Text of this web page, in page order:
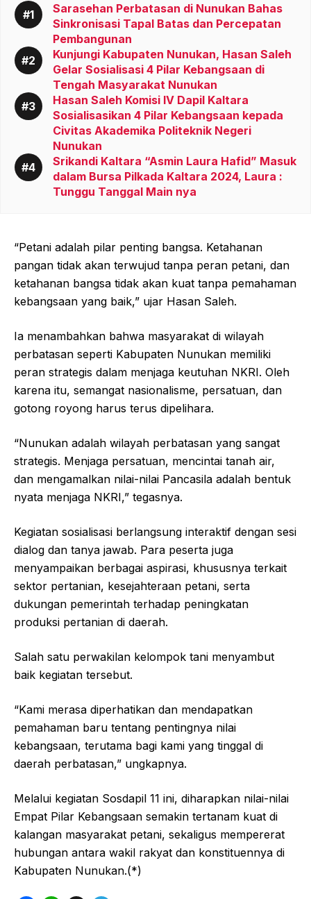
Sarasehan Perbatasan di Nunukan Bahas
Sinkronisasi Tapal Batas dan Percepatan
Pembangunan
Kunjungi Kabupaten Nunukan, Hasan Saleh
Gelar Sosialisasi 4 Pilar Kebangsaan di
Tengah Masyarakat Nunukan
Hasan Saleh Komisi IV Dapil Kaltara
Sosialisasikan 4 Pilar Kebangsaan kepada
Civitas Akademika Politeknik Negeri
Nunukan
Srikandi Kaltara “Asmin Laura Hafid” Masuk
dalam Bursa Pilkada Kaltara 2024, Laura :
Tunggu Tanggal Main nya
“Petani adalah pilar penting bangsa. Ketahanan
pangan tidak akan terwujud tanpa peran petani, dan
ketahanan bangsa tidak akan kuat tanpa pemahaman
kebangsaan yang baik,” ujar Hasan Saleh.
Ia menambahkan bahwa masyarakat di wilayah
perbatasan seperti Kabupaten Nunukan memiliki
peran strategis dalam menjaga keutuhan NKRI. Oleh
karena itu, semangat nasionalisme, persatuan, dan
gotong royong harus terus dipelihara.
“Nunukan adalah wilayah perbatasan yang sangat
strategis. Menjaga persatuan, mencintai tanah air,
dan mengamalkan nilai-nilai Pancasila adalah bentuk
nyata menjaga NKRI,” tegasnya.
Kegiatan sosialisasi berlangsung interaktif dengan sesi
dialog dan tanya jawab. Para peserta juga
menyampaikan berbagai aspirasi, khususnya terkait
sektor pertanian, kesejahteraan petani, serta
dukungan pemerintah terhadap peningkatan
produksi pertanian di daerah.
Salah satu perwakilan kelompok tani menyambut
baik kegiatan tersebut.
“Kami merasa diperhatikan dan mendapatkan
pemahaman baru tentang pentingnya nilai
kebangsaan, terutama bagi kami yang tinggal di
daerah perbatasan,” ungkapnya.
Melalui kegiatan Sosdapil 11 ini, diharapkan nilai-nilai
Empat Pilar Kebangsaan semakin tertanam kuat di
kalangan masyarakat petani, sekaligus mempererat
hubungan antara wakil rakyat dan konstituennya di
Kabupaten Nunukan.(*)